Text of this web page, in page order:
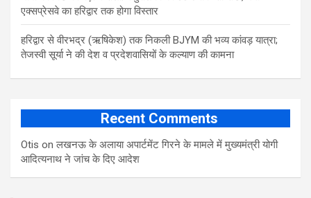
एक्सप्रेसवे का हरिद्वार तक होगा विस्तार
​हरिद्वार से वीरभद्र (ऋषिकेश) तक निकली BJYM की भव्य कांवड़ यात्रा;
तेजस्वी सूर्या ने की देश व प्रदेशवासियों के कल्याण की कामना
Recent Comments
Otis onलखनऊ के अलाया अपार्टमेंट गिरने के मामले में मुख्‍यमंत्री योगी
आद‍ित्‍यनाथ ने जांच के द‍िए आदेश